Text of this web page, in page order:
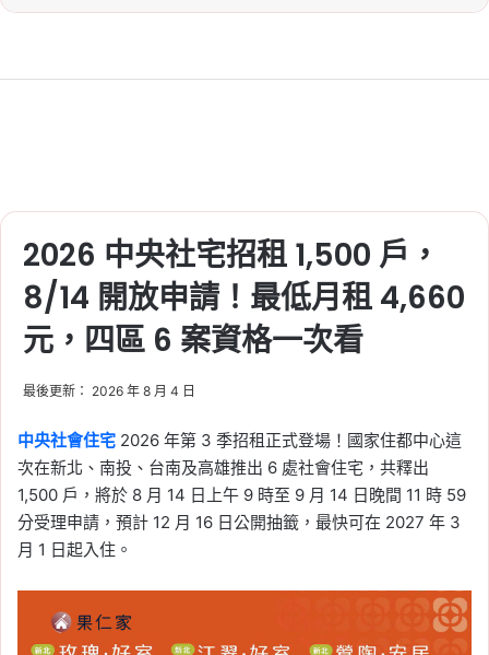
2026 中央社宅招租 1,500 戶，
8/14 開放申請！最低月租 4,660
元，四區 6 案資格一次看
最後更新： 2026 年 8 月 4 日
中央社會住宅 2026 年第 3 季招租正式登場！國家住都中心這
次在新北、南投、台南及高雄推出 6 處社會住宅，共釋出
1,500 戶，將於 8 月 14 日上午 9 時至 9 月 14 日晚間 11 時 59
分受理申請，預計 12 月 16 日公開抽籤，最快可在 2027 年 3
月 1 日起入住。